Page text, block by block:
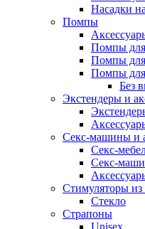
Насадки
Помпы
Помпы
Помпы для
Помпы
Без
Экстендеры и
Секс-машины и
Секс-
Секс-
Стимуляторы из
Стекло
Страпоны
Unisex